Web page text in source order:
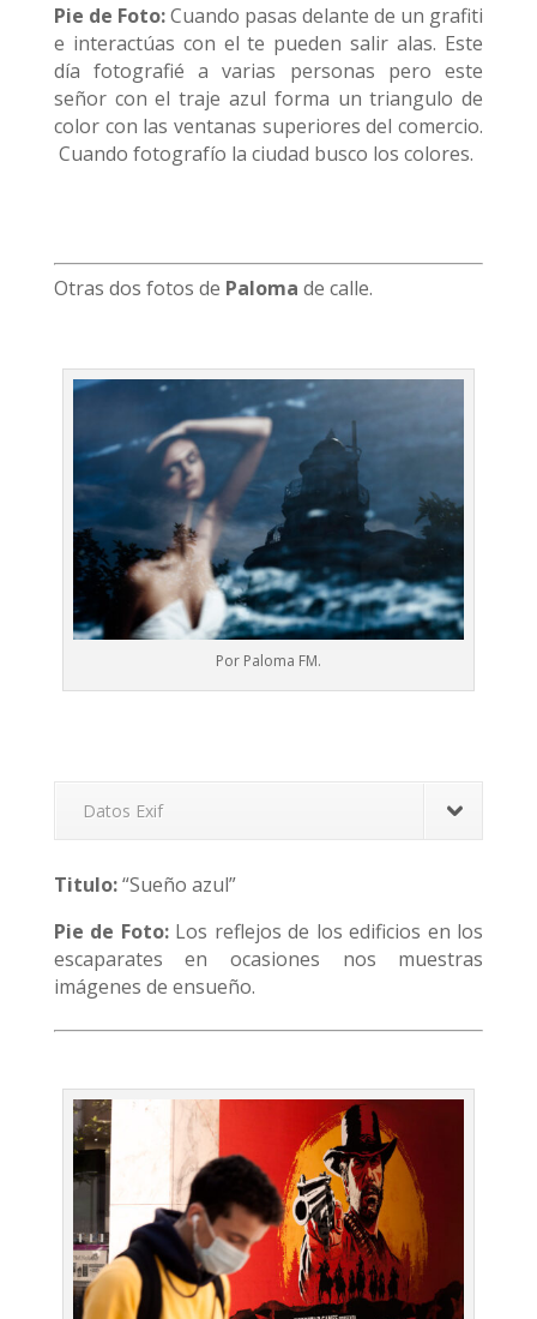
Pie de Foto:Cuando pasas delante de un grafiti
e interactúas con el te pueden salir alas. Este
día fotografié a varias personas pero este
señor con el traje azul forma un triangulo de
color con las ventanas superiores del comercio.
Cuando fotografío la ciudad busco los colores.
Otras dos fotos de Paloma de calle.
Por Paloma FM.
Datos Exif
Titulo:“Sueño azul”
Pie de Foto: Los reflejos de los edificios en los
escaparates en ocasiones nos muestras
imágenes de ensueño.